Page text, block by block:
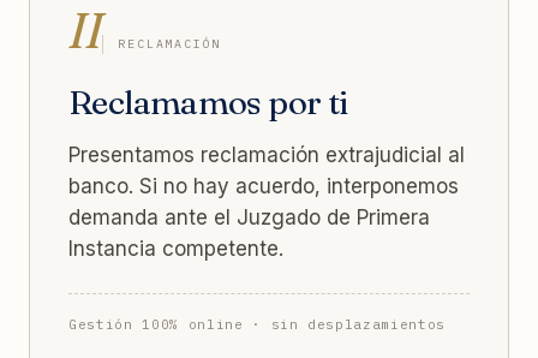
II RECLAMACIÓN
Reclamamos por ti
Presentamos reclamación extrajudicial al
banco. Si no hay acuerdo, interponemos
demanda ante el Juzgado de Primera
Instancia competente.
Gestión 100% online · sin desplazamientos